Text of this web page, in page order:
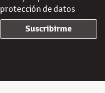
protección de datos
Suscribirme